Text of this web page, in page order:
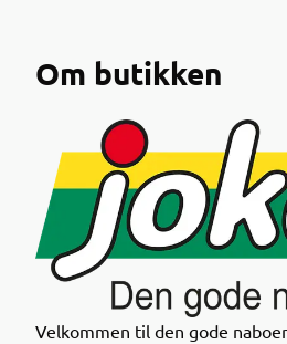
Om butikken
Velkommen til den gode